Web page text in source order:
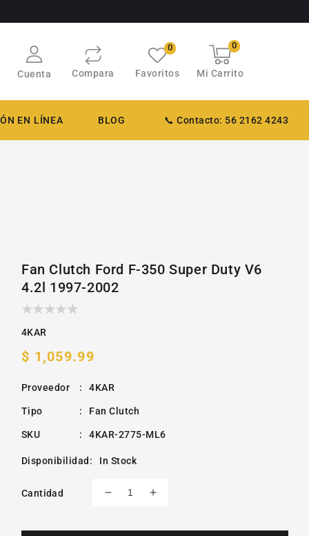
Cuenta Compara Favoritos
0 Carrito
00
artículos
Mi Carrito
EN LÍNEA BLOG 📞 Contacto: 56 2162 4243
Fan Clutch Ford F-350 Super Duty V6
4.2l 1997-2002
4KAR
Precio
$ 1,059.99
Proveedor : 4KAR
Tipo : Fan Clutch
SKU : 4KAR-2775-ML6
Disponibilidad : In Stock
Cantidad
Reducir
para
Aumentar
para